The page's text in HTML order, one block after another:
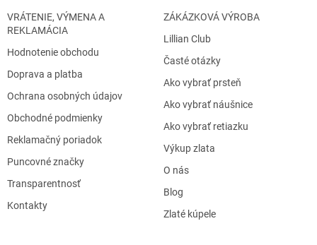
VRÁTENIE, VÝMENA A
REKLAMÁCIA
Hodnotenie obchodu
Doprava a platba
Ochrana osobných údajov
Obchodné podmienky
Reklamačný poriadok
Puncovné značky
Transparentnosť
Kontakty
ZÁKÁZKOVÁ VÝROBA
Lillian Club
Časté otázky
Ako vybrať prsteň
Ako vybrať náušnice
Ako vybrať retiazku
Výkup zlata
O nás
Blog
Zlaté kúpele